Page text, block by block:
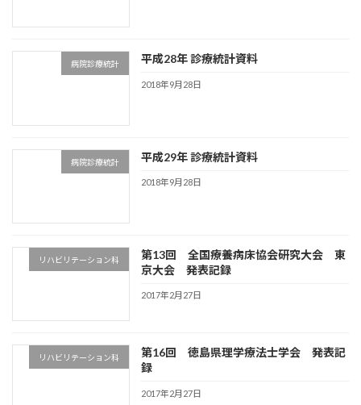
病院診療統計 平成28年 診療統計資料
2018年9月28日
病院診療統計 平成29年 診療統計資料
2018年9月28日
リハビリテーション科
第13回 全国療養病床協会研究大会 東
京大会 発表記録
2017年2月27日
リハビリテーション科
第16回 徳島県理学療法士学会 発表記
録
2017年2月27日